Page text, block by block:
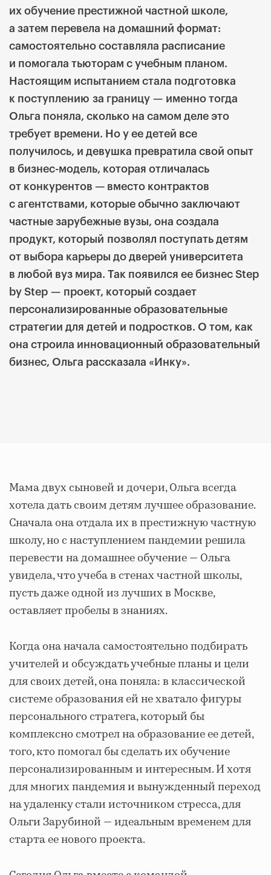
их обучение престижной частной школе,
а затем перевела на домашний формат:
самостоятельно составляла расписание
и помогала тьюторам с учебным планом.
Настоящим испытанием стала подготовка
к поступлению за границу — именно тогда
Ольга поняла, сколько на самом деле это
требует времени. Но у ее детей все
получилось, и девушка превратила свой опыт
в бизнес-модель, которая отличалась
от конкурентов — вместо контрактов
с агентствами, которые обычно заключают
частные зарубежные вузы, она создала
продукт, который позволял поступать детям
от выбора карьеры до дверей университета
в любой вуз мира. Так появился ее бизнес Step
by Step — проект, который создает
персонализированные образовательные
стратегии для детей и подростков. О том, как
она строила инновационный образовательный
бизнес, Ольга рассказала «Инку».
Мама двух сыновей и дочери, Ольга всегда
хотела дать своим детям лучшее образование.
Сначала она отдала их в престижную частную
школу, но с наступлением пандемии решила
перевести на домашнее обучение — Ольга
увидела, что учеба в стенах частной школы,
пусть даже одной из лучших в Москве,
оставляет пробелы в знаниях.
Когда она начала самостоятельно подбирать
учителей и обсуждать учебные планы и цели
для своих детей, она поняла: в классической
системе образования ей не хватало фигуры
персонального стратега, который бы
комплексно смотрел на образование ее детей,
того, кто помогал бы сделать их обучение
персонализированным и интересным. И хотя
для многих пандемия и вынужденный переход
на удаленку стали источником стресса, для
Ольги Зарубиной — идеальным временем для
старта ее нового проекта.